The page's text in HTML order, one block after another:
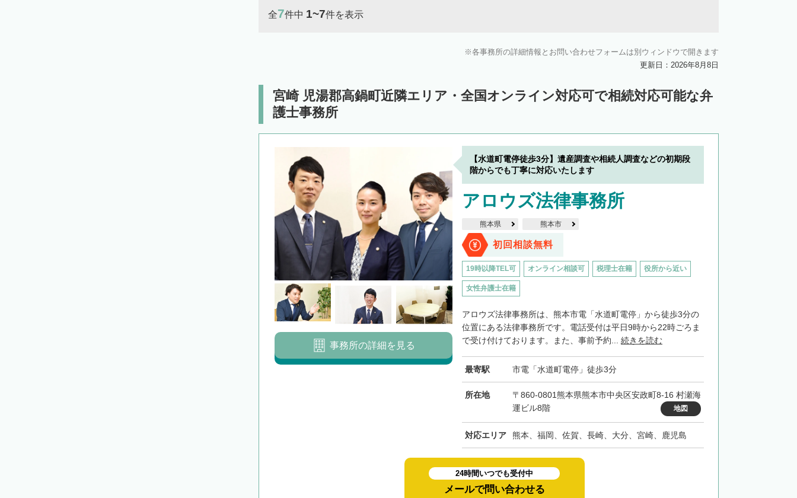
全7件中 1~7件を表示
各事務所の詳細情報とお問い合わせフォームは別ウィンドウで開きます
更新日：2026年8月8日
宮崎 児湯郡高鍋町近隣エリア・全国オンライン対応可で相続対応可能な弁
護士事務所
【水道町電停徒歩3分】遺産調査や相続人調査などの初期段
階からでも丁寧に対応いたします
アロウズ法律事務所
熊本県 熊本市
初回相談無料
19時以降TEL可 オンライン相談可 税理士在籍 役所から近い
女性弁護士在籍
アロウズ法律事務所は、熊本市電「水道町電停」から徒歩3分の
位置にある法律事務所です。電話受付は平日9時から22時ごろま
で受け付けております。また、事前予約... 続きを読む
最寄駅 市電「水道町電停」徒歩3分
所在地
〒860-0801熊本県熊本市中央区安政町8-16 村瀬海
運ビル8階
地図
対応エリア 熊本、福岡、佐賀、長崎、大分、宮崎、鹿児島
事務所の詳細を見る
24時間いつでも受付中
メールで問い合わせる